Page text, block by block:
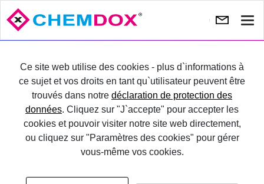
Ce site web utilise des cookies - plus d`informations à
ce sujet et vos droits en tant qu`utilisateur peuvent être
trouvés dans notre déclaration de protection des
données. Cliquez sur "J`accepte" pour accepter les
cookies et pouvoir visiter notre site web directement,
ou cliquez sur "Paramètres des cookies" pour gérer
vous-même vos cookies.
ES­SAYER
CONNEC­TER
cé­
dent